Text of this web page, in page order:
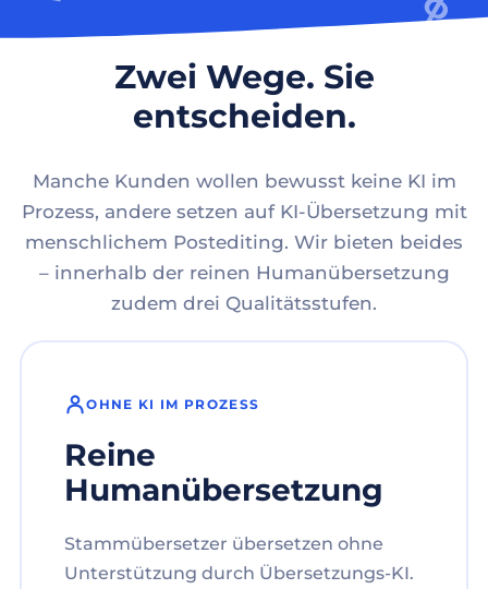
Zwei Wege. Sie
entscheiden.
Manche Kunden wollen bewusst keine KI im
Prozess, andere setzen auf KI-Übersetzung mit
menschlichem Postediting. Wir bieten beides
– innerhalb der reinen Humanübersetzung
zudem drei Qualitätsstufen.
OHNE KI IM PROZESS
Reine
Humanübersetzung
Stammübersetzer übersetzen ohne
Unterstützung durch Übersetzungs-KI.